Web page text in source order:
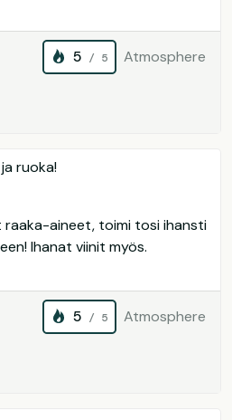
5 / 5 Atmosphere
ruoka!
raaka-aineet, toimi tosi ihansti
Ihanat viinit myös.
5 / 5 Atmosphere